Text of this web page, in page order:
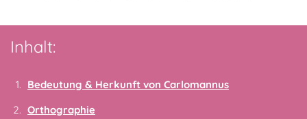
Inhalt:
Bedeutung & Herkunft von Carlomannus
Orthographie